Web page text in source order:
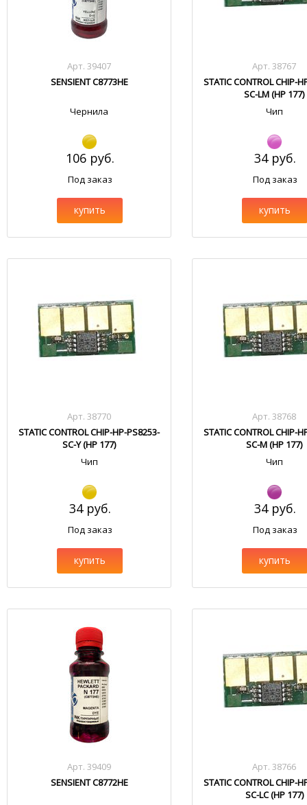
Арт. 39407
SENSIENT C8773HE
Чернила
106 руб.
Под заказ
купить
Арт. 38767
STATIC CONTROL CHIP-
SC-LM (HP 177)
Чип
34 руб.
Под заказ
купить
Арт. 38770
STATIC CONTROL CHIP-HP-PS8253-
SC-Y (HP 177)
Чип
34 руб.
Под заказ
купить
Арт. 38768
STATIC CONTROL CHIP-
SC-M (HP 177)
Чип
34 руб.
Под заказ
купить
Арт. 39409
SENSIENT C8772HE
Арт. 38766
STATIC CONTROL CHIP-
SC-LC (HP 177)